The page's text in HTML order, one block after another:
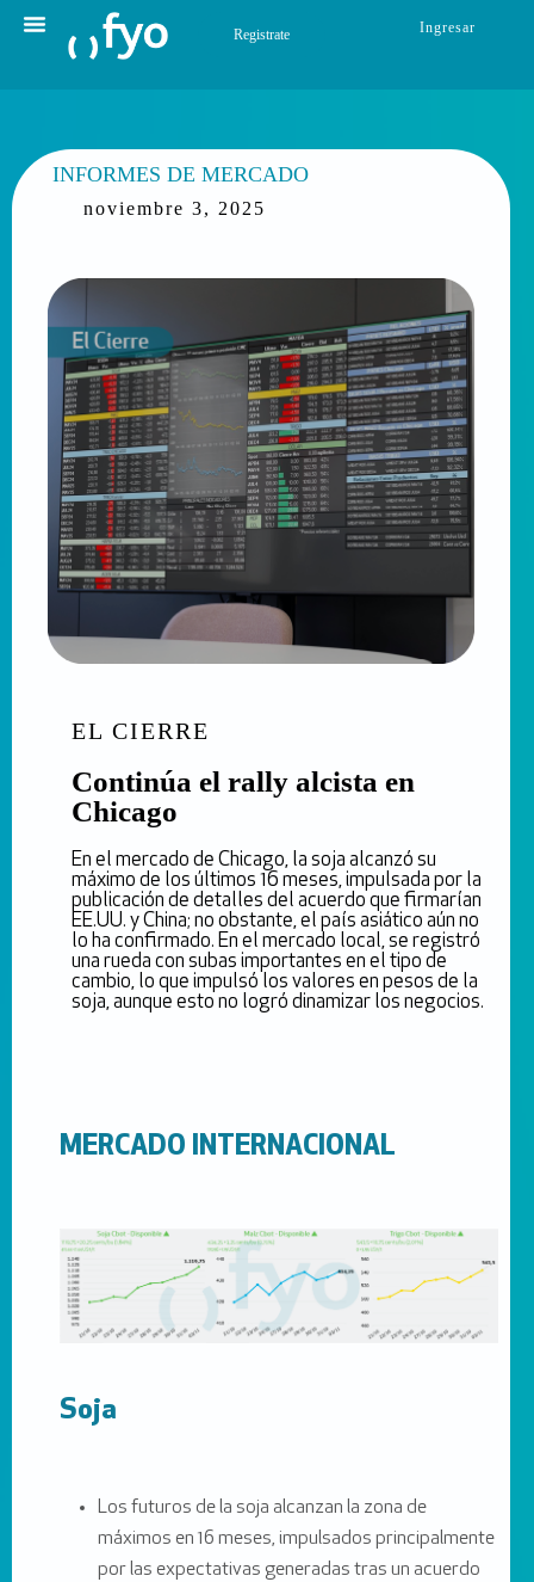
Registrate Ingresar
INFORMES DE MERCADO
noviembre 3, 2025
EL CIERRE
Continúa el rally alcista en
Chicago
En el mercado de Chicago, la soja alcanzó su
máximo de los últimos 16 meses, impulsada por la
publicación de detalles del acuerdo que firmarían
EE.UU. y China; no obstante, el país asiático aún no
lo ha confirmado. En el mercado local, se registró
una rueda con subas importantes en el tipo de
cambio, lo que impulsó los valores en pesos de la
soja, aunque esto no logró dinamizar los negocios.
MERCADO INTERNACIONAL
Soja
Los futuros de la soja alcanzan la zona de
máximos en 16 meses, impulsados principalmente
por las expectativas generadas tras un acuerdo